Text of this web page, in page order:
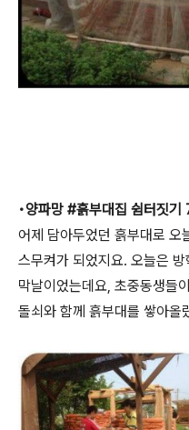
•양파망 ‪#‎흙부대집‬ 쉼터짓
어제 담아두었던 흙부대로 오
스무켜가 되었지요. 오늘은
막날이었는데요, 초중동생들
돌쇠와 함께 흙부대를 쌓아올